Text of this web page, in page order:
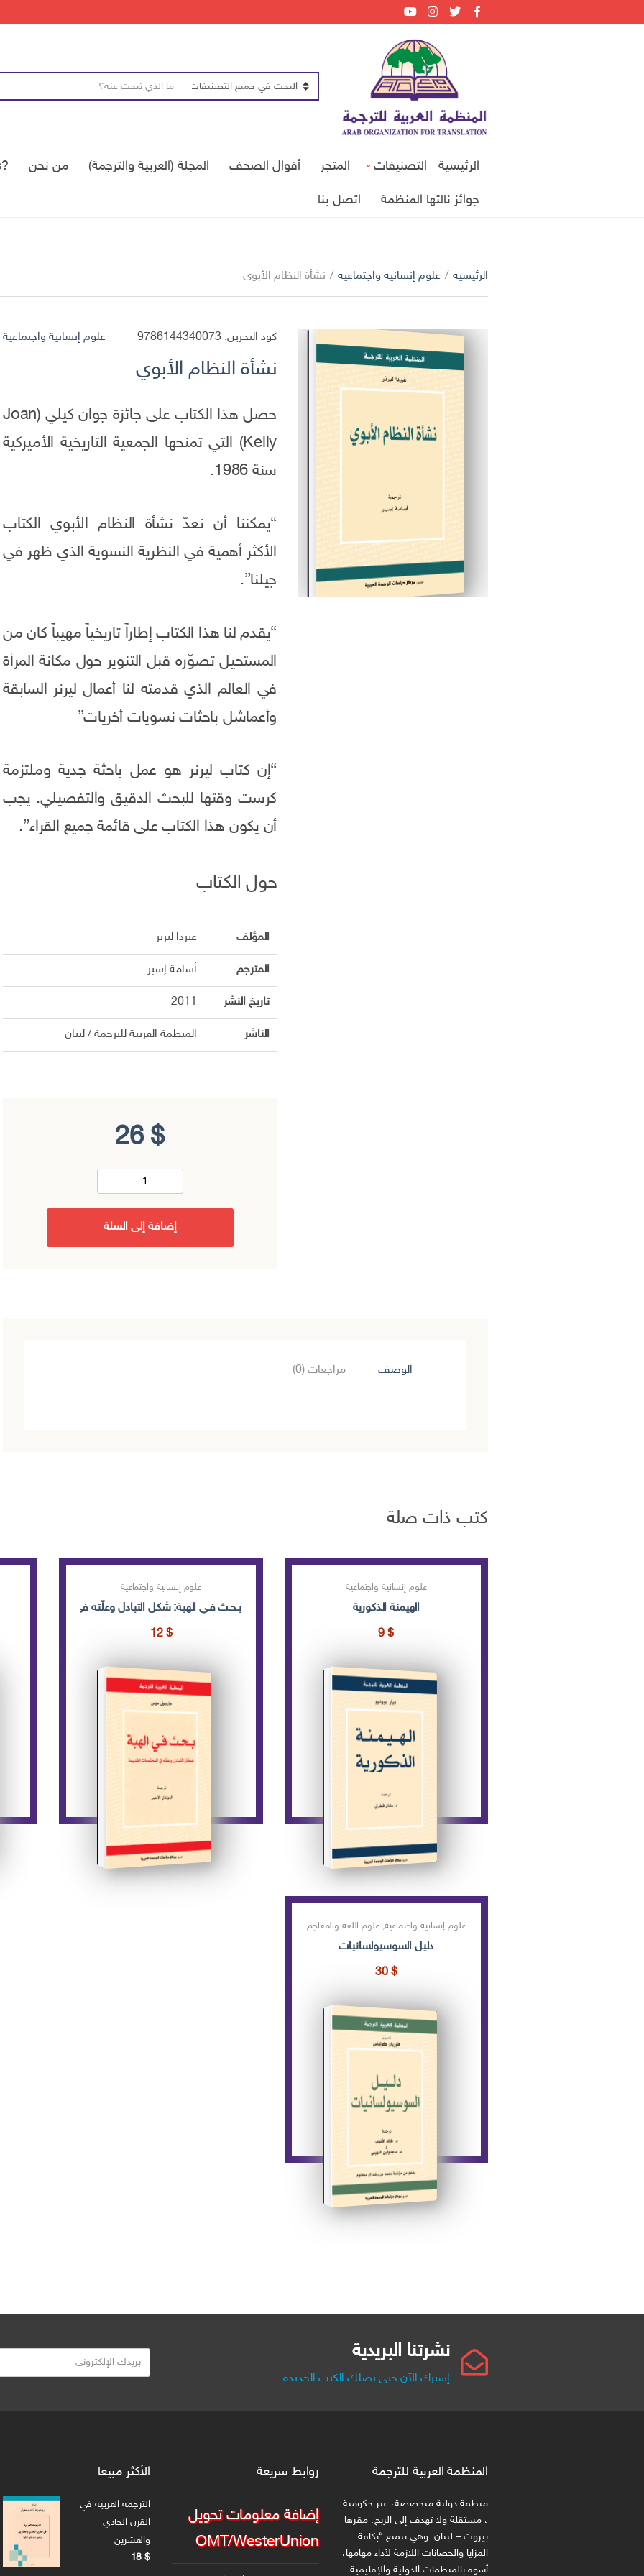
ص
ح
الرئيسية التصنيفات المتجر أقوال الصحف المجلة (العربية والترجمة) من نحن ?Qui sommes-nous
جوائز نالتها المنظمة اتصل بنا
الرئيسية / علوم إنسانية واجتماعية / نشأة النظام الأبوي
كود التخزين: 9786144340073 علوم إنسانية واجتماعية
نشأة النظام الأبوي
حصل هذا الكتاب على جائزة جوان كيلي (Joan
Kelly) التي تمنحها الجمعية التاريخية الأميركية
سنة 1986.
“يمكننا أن نعدّ نشأة النظام الأبوي الكتاب
الأكثر أهمية في النظرية النسوية الذي ظهر في
جيلنا”.
“يقدم لنا هذا الكتاب إطاراً تاريخياً مهيباً كان من
المستحيل تصوّره قبل التنوير حول مكانة المرأة
في العالم الذي قدمته لنا أعمال ليرنر السابقة
وأعماشل باحثات نسويات أخريات”
“إن كتاب ليرنر هو عمل باحثة جدية وملتزمة
كرست وقتها للبحث الدقيق والتفصيلي. يجب
أن يكون هذا الكتاب على قائمة جميع القراء”.
حول الكتاب
المؤلف غيردا ليرنر
المترجم أسامة إسبر
تاريخ النشر 2011
الناشر المنظمة العربية للترجمة / لبنان
26 $
إضافة إلى السلة
الوصف مراجعات (0)
كتب ذات صلة
علوم إنسانية واجتماعية
الهيمنة الذكورية
9$
علوم إنسانية واجتماعية
بـحـث فـي الهبة: شكل التبادل وعلّته في المجتمعات
12 $
علوم إنسانية واجتماعية,علوم اللغة والمعاجم
دليل السوسيولسانيات
30 $
نشرتنا البريدية
إشترك الآن حتى تصلك الكتب الجديدة
ر
ا
ك
ت
ر
و
المنظمة العربية للترجمة
منظمة دولية متخصصة، غير حكومية
، مستقلة ولا تهدف إلى الربح، مقرها
بيروت – لبنان. وهي تتمتع “بكافة
المزايا والحصانات اللازمة لأداء مهامها،
أسوة بالمنظمات الدولية والإقليمية
روابط سريعة
إضافة معلومات تحويل
OMT/WesterUnion
الأكثر مبيعا
الترجمة العربية في
القرن الحادي
والعشرين
18$